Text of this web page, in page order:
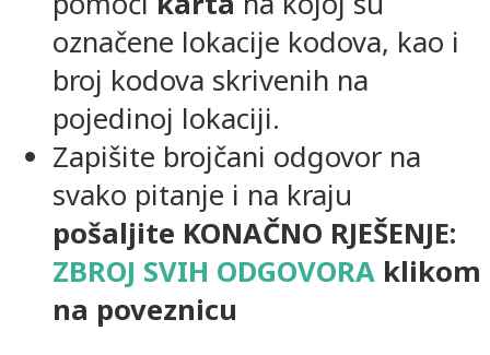
označene lokacije kodova, kao i
broj kodova skrivenih na
pojedinoj lokaciji.
Zapišite brojčani odgovor na
svako pitanje i na kraju
pošaljite KONAČNO RJEŠENJE:
ZBROJ SVIH ODGOVORA klikom
na poveznicu